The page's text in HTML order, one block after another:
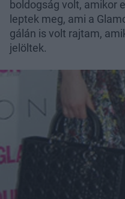
boldogság volt, amikor
leptek meg, ami a
gálán is volt rajtam,
jelöltek.